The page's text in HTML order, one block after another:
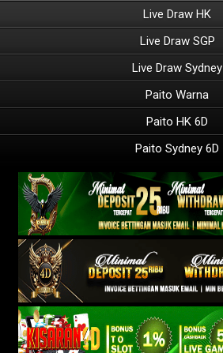
Live Draw HK
Live Draw SGP
Live Draw Sydney
Paito Warna
Paito HK 6D
Paito Sydney 6D